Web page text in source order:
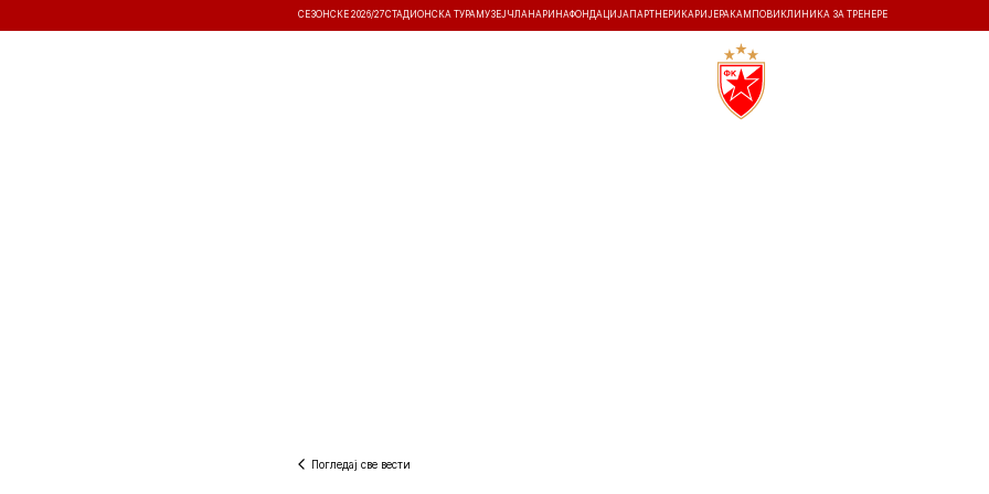
СЕЗОНСКЕ 2026/27СТАДИОНСКА ТУРА МУЗЕЈ ЧЛАНАРИНАФОНДАЦИЈА ПАРТНЕРИ КАРИЈЕРА КАМПОВИ КЛИНИКА ЗА ТРЕНЕРЕ
Погледај све вести